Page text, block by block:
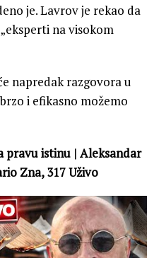
je. Lavrov je rekao da
na visokom
napredak razgovora u
i efikasno možemo
pravu istinu | Aleksandar
Zna, 317 Uživo